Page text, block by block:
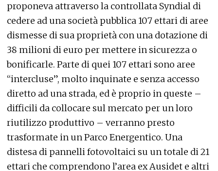
proponeva attraverso la controllata Syndial di
cedere ad una società pubblica 107 ettari di aree
dismesse di sua proprietà con una dotazione di
38 milioni di euro per mettere in sicurezza o
bonificarle. Parte di quei 107 ettari sono aree
“intercluse”, molto inquinate e senza accesso
diretto ad una strada, ed è proprio in queste –
difficili da collocare sul mercato per un loro
riutilizzo produttivo – verranno presto
trasformate in un Parco Energentico. Una
distesa di pannelli fotovoltaici su un totale di 21
ettari che comprendono l’area ex Ausidet e altri